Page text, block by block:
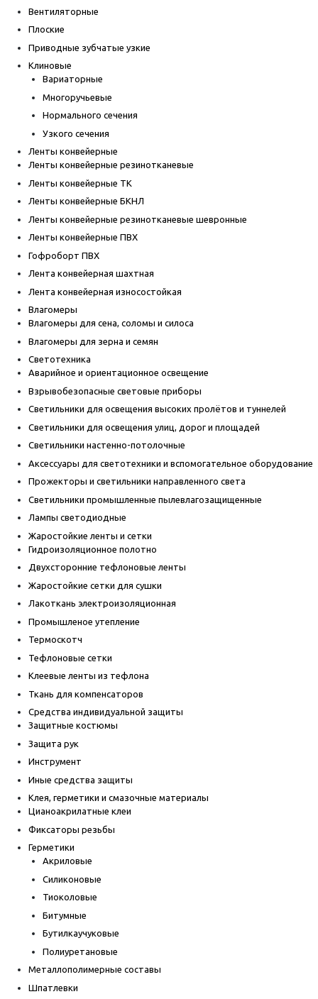
Вентиляторные
Плоские
Приводные зубчатые узкие
Клиновые
Вариаторные
Многоручьевые
Нормального сечения
Узкого сечения
Ленты конвейерные
Ленты конвейерные резинотканевые
Ленты конвейерные ТК
Ленты конвейерные БКНЛ
Ленты конвейерные резинотканевые шевронные
Ленты конвейерные ПВХ
Гофроборт ПВХ
Лента конвейерная шахтная
Лента конвейерная износостойкая
Влагомеры
Влагомеры для сена, соломы и силоса
Влагомеры для зерна и семян
Светотехника
Аварийное и ориентационное освещение
Взрывобезопасные световые приборы
Светильники для освещения высоких пролётов и туннелей
Светильники для освещения улиц, дорог и площадей
Светильники настенно-потолочные
Аксессуары для светотехники и вспомогательное оборудование
Прожекторы и светильники направленного света
Светильники промышленные пылевлагозащищенные
Лампы светодиодные
Жаростойкие ленты и сетки
Гидроизоляционное полотно
Двухсторонние тефлоновые ленты
Жаростойкие сетки для сушки
Лакоткань электроизоляционная
Промышленое утепление
Термоскотч
Тефлоновые сетки
Клеевые ленты из тефлона
Ткань для компенсаторов
Средства индивидуальной защиты
Защитные костюмы
Защита рук
Инструмент
Иные средства защиты
Клея, герметики и смазочные материалы
Цианоакрилатные клеи
Фиксаторы резьбы
Герметики
Акриловые
Силиконовые
Тиоколовые
Битумные
Бутилкаучуковые
Полиуретановые
Металлополимерные составы
Шпатлевки